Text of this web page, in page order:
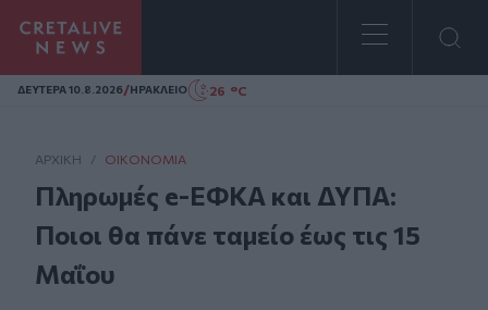
Homepage
ΔΕΥΤΕΡΑ 10.8.2026/ΗΡΑΚΛΕΙΟ 26 °C
ΑΡΧΙΚΗ / ΟΙΚΟΝΟΜΊΑ
Πληρωμές e-ΕΦΚΑ και ΔΥΠΑ:
Ποιοι θα πάνε ταμείο έως τις 15
Μαΐου